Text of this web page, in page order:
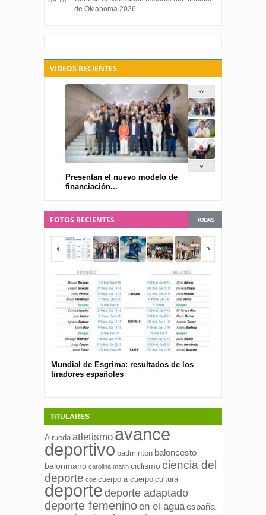
de Oklahoma 2026
VIDEOS RECIENTES
Presentan el nuevo modelo de
financiación...
TODAS
FOTOS RECIENTES
Mundial de Esgrima: resultados de los
tiradores españoles
TITULARES
A rueda atletismo avance
deportivo badminton baloncesto
balonmano carolina marin ciclismociencia del
deporte coe cuerpo a cuerpo cultura
deportedeporte adaptado
deporte femeninoen el aguaespaña